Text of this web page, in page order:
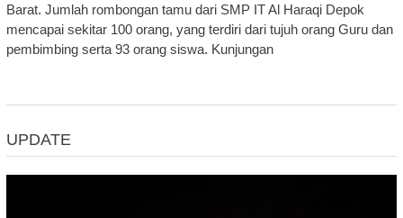
Barat. Jumlah rombongan tamu dari SMP IT Al Haraqi Depok
mencapai sekitar 100 orang, yang terdiri dari tujuh orang Guru dan
pembimbing serta 93 orang siswa. Kunjungan
UPDATE